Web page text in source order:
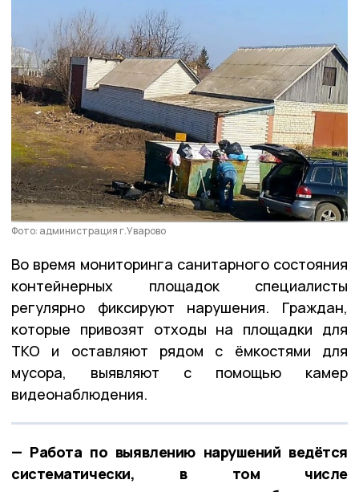
Фото: администрация г.Уварово
Во время мониторинга санитарного состояния
контейнерных площадок специалисты
регулярно фиксируют нарушения. Граждан,
которые привозят отходы на площадки для
ТКО и оставляют рядом с ёмкостями для
мусора, выявляют с помощью камер
видеонаблюдения.
— Работа по выявлению нарушений ведётся
систематически, в том числе